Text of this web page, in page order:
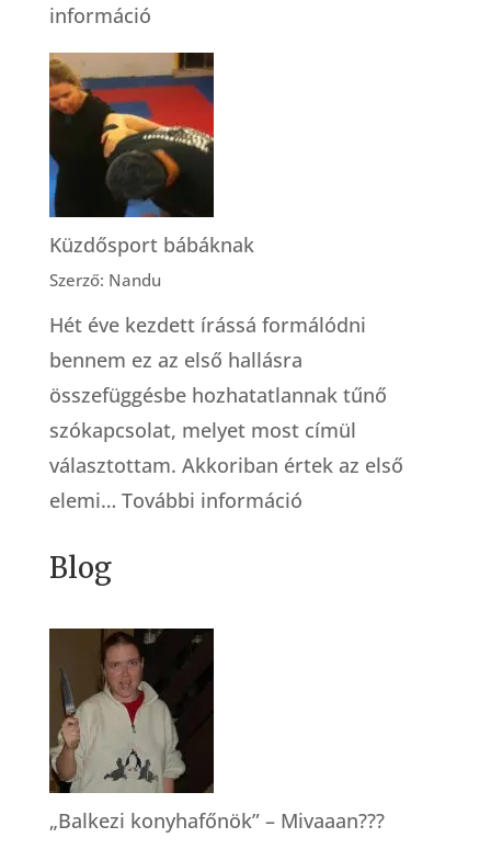
információ:
Gátmetszés
|
Ajtóstul
az
élet
kapuján
át
Küzdősport bábáknak
Szerző: Nandu
Hét éve kezdett írássá formálódni
bennem ez az első hallásra
összefüggésbe hozhatatlannak tűnő
szókapcsolat, melyet most címül
választottam. Akkoriban értek az első
elemi… További információ:
Blog
„Balkezi konyhafőnök” – Mivaaan???